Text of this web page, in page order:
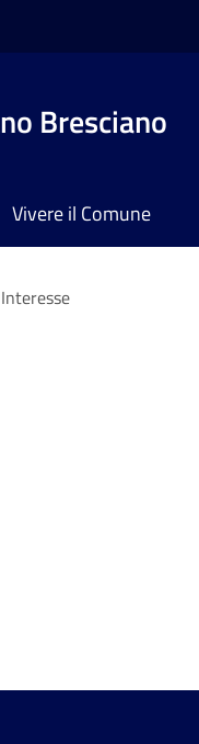
Bresciano
Vivere il Comune